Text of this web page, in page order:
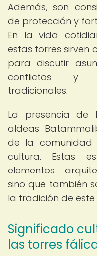
Además, son
de protección y
En la vida
estas torres sirven
para discutir
conflictos y
tradicionales.
La presencia de
aldeas
de la comunidad
cultura. Estas
elementos
sino que también
la tradición de
Significado
las torres